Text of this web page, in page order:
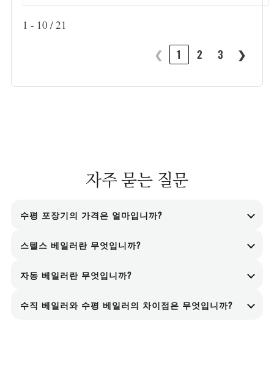
1 - 10 / 21
❮ 1 2 3 ❯
자주 묻는 질문
수평 포장기의 가격은 얼마입니까?
수평베일러의 가격은 사양과 기능에 따라 달라질 수
있습니다. 자세한 견적을 원하시면 연락주세요.
스텔스 베일러란 무엇입니까?
스텔스 베일러는 공간이 제한된 장소를 위해 설계된
베일러 유형입니다. 조용하고 효율적으로 작동하여
다양한 환경에 적합합니다.
자동 베일러란 무엇입니까?
자동베일러는 폐기물을 자동으로 컴팩트한 베일로
압축하여 수작업을 줄이고 효율성을 향상시키는 기
수직 베일러와 수평 베일러의 차이점은 무엇입니까?